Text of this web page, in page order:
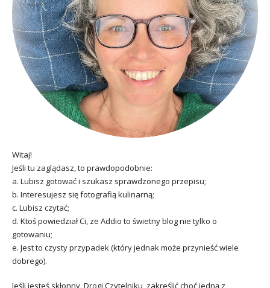
Witaj!
Jeśli tu zaglądasz, to prawdopodobnie:
a. Lubisz gotować i szukasz sprawdzonego przepisu;
b. Interesujesz się fotografią kulinarną;
c. Lubisz czytać;
d. Ktoś powiedział Ci, ze Addio to świetny blog nie tylko o
gotowaniu;
e. Jest to czysty przypadek (który jednak może przynieść wiele
dobrego).
Jeśli jesteś skłonny, Drogi Czytelniku, zakreślić choć jedną z